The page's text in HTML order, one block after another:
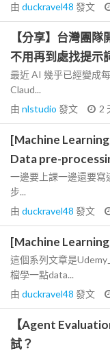
由 duckravel48 發文
【分享】台灣團
不用再到處找提示
最近 AI 幾乎已經變成
Claud...
由 nlstudio 發文 2
[Machine
Data pre-
一邊要上課一邊還要寫
步...
由 duckravel48 發文
[Machine
這個系列文章是
檔學一點data...
由 duckravel48 發文
【Agent
試？